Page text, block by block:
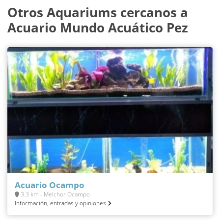
Otros Aquariums cercanos a
Acuario Mundo Acuático Pez
Acuario Ocampo
3.3 km - Melchor Ocampo
Información, entradas y opiniones